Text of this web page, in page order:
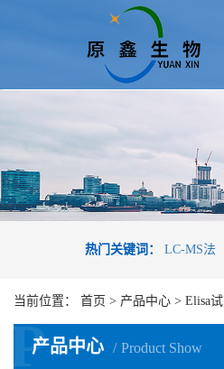
热门关键词： LC-MS法
当前位置： 首页 > 产品中心 > Elisa
产品中心 Product Show
P